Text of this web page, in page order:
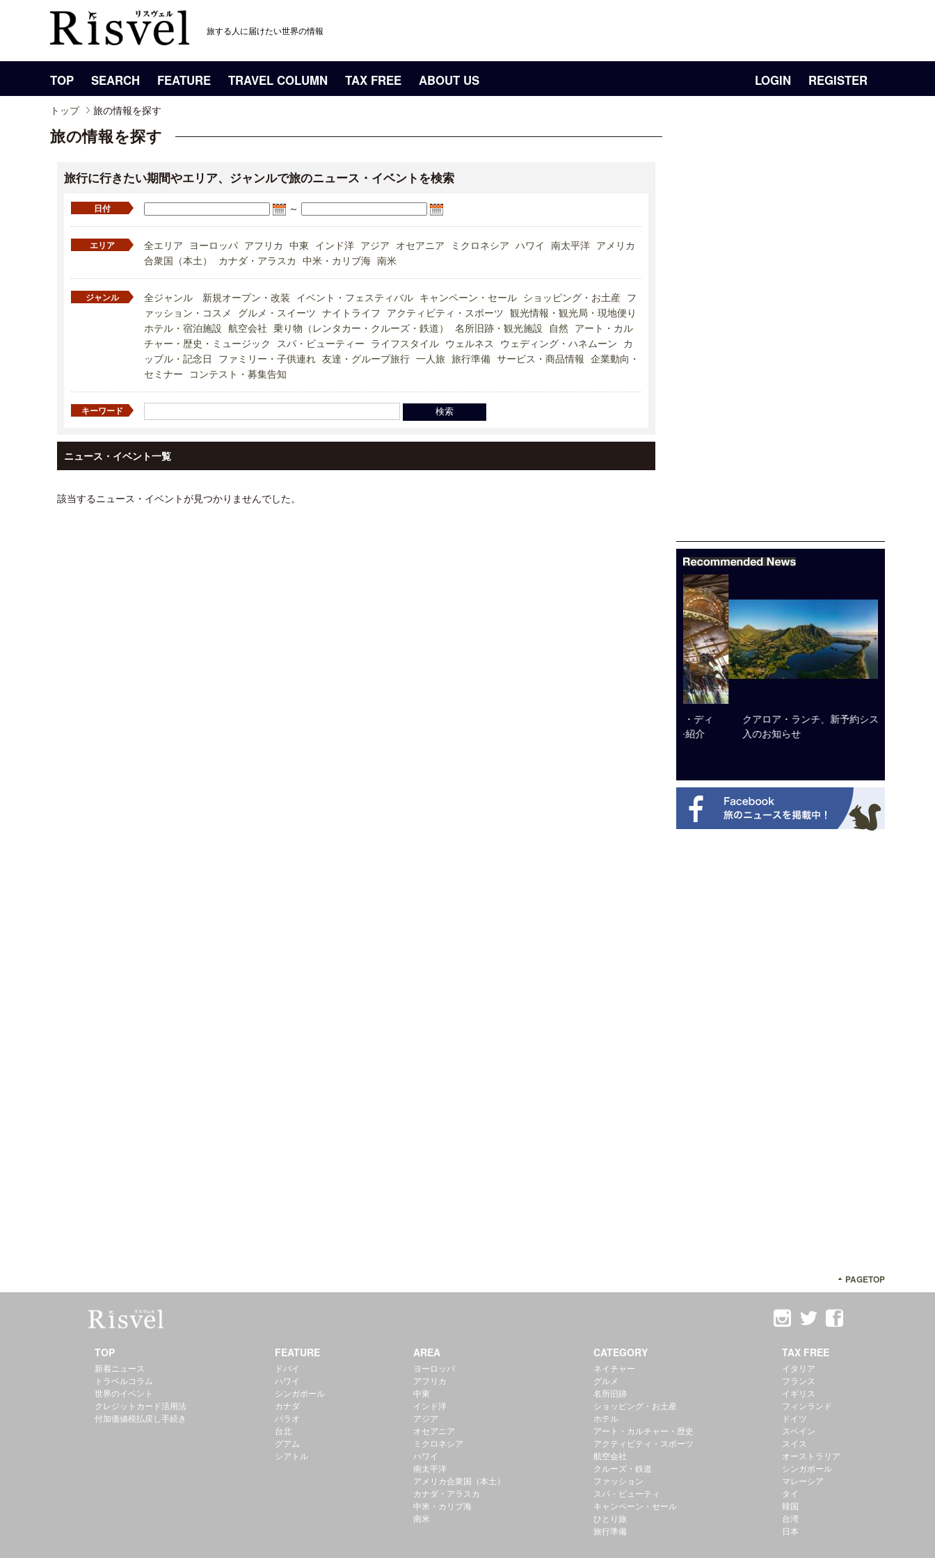
旅する人に届けたい世界の情報
TOP SEARCH FEATURE TRAVEL COLUMN TAX FREE ABOUT US LOGIN REGISTER
トップ 旅の情報を探す
旅の情報を探す
旅行に行きたい期間やエリア、ジャンルで旅のニュース・イベントを検索
日付 ～
エリア 全エリア ヨーロッパ アフリカ 中東 インド洋 アジア オセアニア ミクロネシア ハワイ 南太平洋 アメリカ
合衆国（本土）
カナダ・アラスカ 中米・カリブ海 南米
ジャンル 全ジャンル 新規オープン・改装 イベント・フェスティバル キャンペーン・セール ショッピング・お土産 フ
ァッション・コスメ グルメ・スイーツ ナイトライフ アクティビティ・スポーツ 観光情報・観光局・現地便り
ホテル・宿泊施設 航空会社 乗り物（レンタカー・クルーズ・鉄道） 名所旧跡・観光施設 自然 アート・カル
チャー・歴史・ミュージック スパ・ビューティー ライフスタイル ウェルネス ウェディング・ハネムーン カ
ップル・記念日 ファミリー・子供連れ 友達・グループ旅行 一人旅 旅行準備 サービス・商品情報 企業動向・
セミナー コンテスト・募集告知
キーワード
ニュース・イベント一覧
該当するニュース・イベントが見つかりませんでした。
クアロア・ランチ、新予約システム導
入のお知らせ
PAGETOP
TOP
新着ニュース
トラベルコラム
世界のイベント
クレジットカード活用法
付加価値税払戻し手続き
FEATURE
ドバイ
ハワイ
シンガポール
カナダ
パラオ
台北
グアム
シアトル
AREA
ヨーロッパ
アフリカ
中東
インド洋
アジア
オセアニア
ミクロネシア
ハワイ
南太平洋
アメリカ合衆国（本土）
カナダ・アラスカ
中米・カリブ海
南米
CATEGORY
ネイチャー
グルメ
名所旧跡
ショッピング・お土産
ホテル
アート・カルチャー・歴史
アクティビティ・スポーツ
航空会社
クルーズ・鉄道
ファッション
スパ・ビューティ
キャンペーン・セール
ひとり旅
旅行準備
TAX FREE
イタリア
フランス
イギリス
フィンランド
ドイツ
スペイン
スイス
オーストラリア
シンガポール
マレーシア
タイ
韓国
台湾
日本